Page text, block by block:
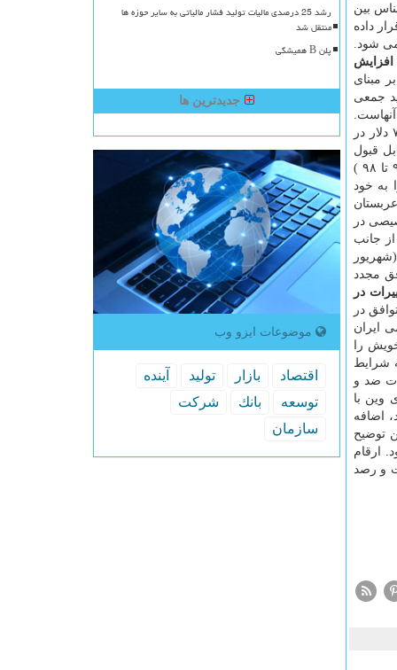
بین
نظر قرار داده
می شود.
افزایش
مبنای
بشكه در روز از تولید جمعی
رئیس دفتر مطالعات انرژی وین با بیان اینكه از نیمه دوم ۲۰۱۸ میلادی تا آخر نیمه اول ۲۰۱۹میلادی قیمت جهانی نفت در طیف ۵۰ تا ۷۰ دلار در
قبول
است ولی عربستان به قیمت های بالاتر تمایل دارد. كشورهای عضو اوپك، از ژوئن ۲۰۱۸ تا ژوئن ۲۰۱۹ میلادی (خرداد- تیر ماه سال ۹۷ تا ۹۸ )
به خود
عربستان
در
جانب
نظارت بر بازار اوپك پلاس كه در ۱۲ سپتامبر ۲۰۱۹ میلادی (شهریور
در روز مورد توافق مجدد
در
در
ایران
خویش را
شرایط
ضد و
وین با
اضافه
توضیح
ارقام
و رصد
رشد 25 درصدی مالیات تولید فشار مالیاتی به سایر حوزه ها
منتقل شد
پلن B همیشگی
جدیدترین ها
موضوعات ایزو وب
اقتصاد بازار تولید
آینده
توسعه
بانك
شركت
سازمان